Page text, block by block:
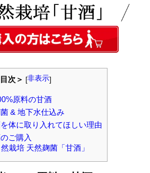
次＞ [非表示]
原料の甘酒
& 地下水仕込み
体に取り入れてほしい理由
ご購入
栽培 天然麹菌「甘酒」